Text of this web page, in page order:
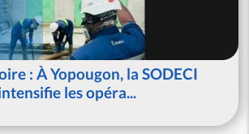
: À Yopougon, la SODECI
les opéra...